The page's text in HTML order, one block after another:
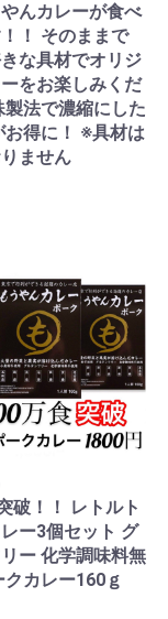
んカレーが食べ
！ そのままで
な具材でオリジ
をお楽しみくだ
製法で濃縮にした
お得に！ ※具材は
ません
破！！ レトルト
ー3個セット グ
ー 化学調味料無
カレー160ｇ